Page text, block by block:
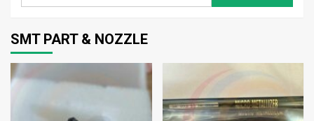
SMT PART & NOZZLE